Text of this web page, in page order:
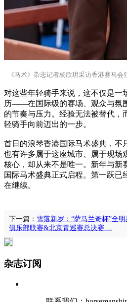
《马术》杂志记者杨欣玥采访香港赛马
对这些年轻骑手来说，这不仅是一
历——在国际级的赛场、观众与氛
的节奏与压力。经验无法被替代，
轻骑手向前迈出的一步。
首日的浪琴香港国际马术盛典，不
也有许多属于这座城市、属于现场
核心，却从来不是唯一。新年与新
国际马术盛典正式启程。第一跃已
在继续。
下一篇： 雪落新岁：“萨马兰奇杯”全
俱乐部联赛&北京青巡赛总决赛 ...
杂志订阅